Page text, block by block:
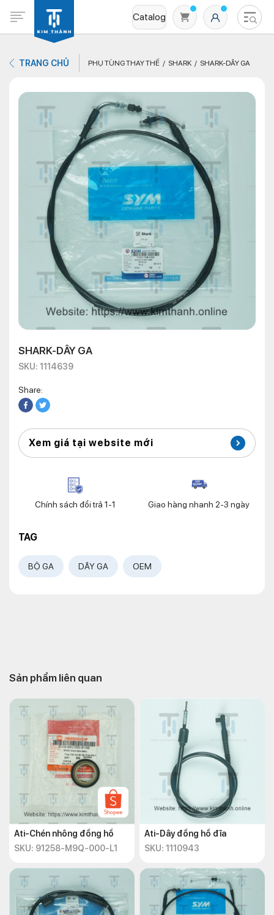
Catalog
Không có sản phẩm nào trong giỏ hàng
TRANG CHỦ PHỤ TÙNG THAY THẾ SHARK SHARK-DÂY GA
SHARK-DÂY GA
SKU: 1114639
Share:
Xem giá tại website mới
Chính sách đổi trả 1-1 Giao hàng nhanh 2-3 ngày
TAG
BỘ GA DÂY GA OEM
Sản phẩm liên quan
Ati-Chén nhông đồng hồ
SKU: 91258-M9Q-000-L1
Ati-Dây đồng hồ đĩa
SKU: 1110943